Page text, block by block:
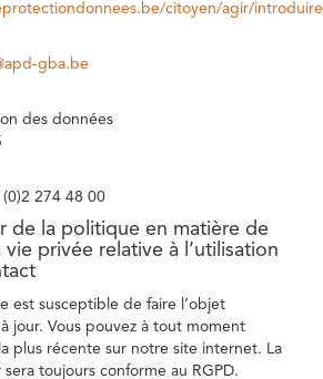
citoyen/agir/
gba.be
des données
(0)2 274 48 00
de la politique en matière de
privée relative à l’utilisation
est susceptible de faire l’objet
jour. Vous pouvez à tout moment
plus récente sur notre site internet. La
toujours conforme au RGPD.